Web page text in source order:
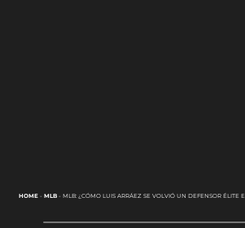
HOME- MLB- MLB: ¿CÓMO LUIS ARRÁEZ SE VOLVIÓ UN DEFENSOR ÉLITE